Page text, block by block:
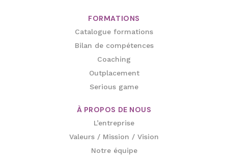
Catalogue formations
Bilan de compétences
Coaching
Outplacement
Serious game
L’entreprise
Valeurs / Mission / Vision
Notre équipe
Nos partenaires